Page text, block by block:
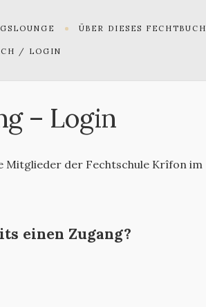
ÜBER DIESES FECHTBUCH
/ LOGIN
– Login
Mitglieder der Fechtschule Krîfon im
einen Zugang?